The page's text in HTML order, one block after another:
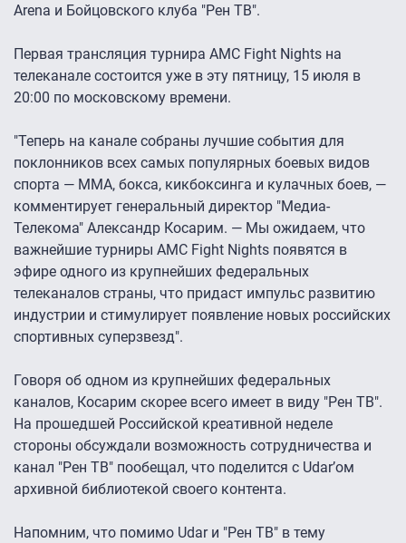
Arena и Бойцовского клуба "Рен ТВ".
Первая трансляция турнира AMC Fight Nights на
телеканале состоится уже в эту пятницу, 15 июля в
20:00 по московскому времени.
"Теперь на канале собраны лучшие события для
поклонников всех самых популярных боевых видов
спорта — ММА, бокса, кикбоксинга и кулачных боев, —
комментирует генеральный директор "Медиа-
Телекома" Александр Косарим. — Мы ожидаем, что
важнейшие турниры AMC Fight Nights появятся в
эфире одного из крупнейших федеральных
телеканалов страны, что придаст импульс развитию
индустрии и стимулирует появление новых российских
спортивных суперзвезд".
Говоря об одном из крупнейших федеральных
каналов, Косарим скорее всего имеет в виду "Рен ТВ".
На прошедшей Российской креативной неделе
стороны обсуждали возможность сотрудничества и
канал "Рен ТВ" пообещал, что поделится с Udar’ом
архивной библиотекой своего контента.
Напомним, что помимо Udar и "Рен ТВ" в тему